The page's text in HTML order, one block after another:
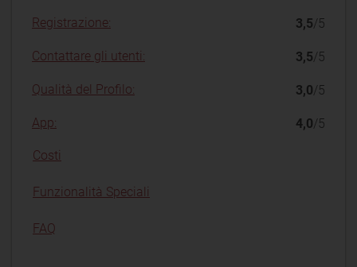
Registrazione: 3,5/5
Contattare gli utenti: 3,5/5
Qualità del Profilo: 3,0/5
App: 4,0/5
Costi
Funzionalità Speciali
FAQ